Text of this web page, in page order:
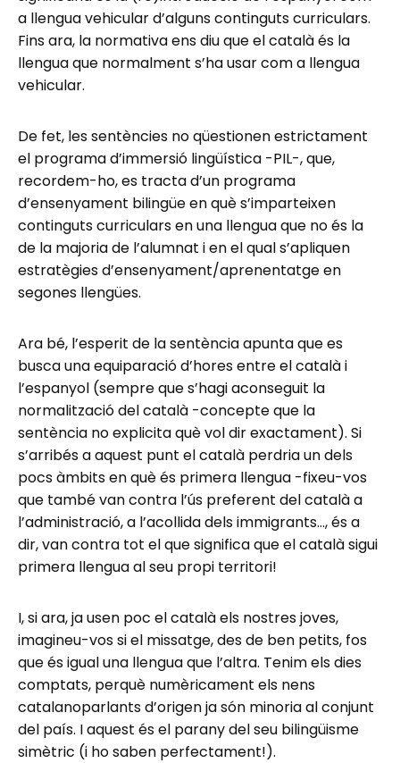
a llengua vehicular d’alguns continguts curriculars.
Fins ara, la normativa ens diu que el català és la
llengua que normalment s’ha usar com a llengua
vehicular.
De fet, les sentències no qüestionen estrictament
el programa d’immersió lingüística -PIL-, que,
recordem-ho, es tracta d’un programa
d’ensenyament bilingüe en què s’imparteixen
continguts curriculars en una llengua que no és la
de la majoria de l’alumnat i en el qual s’apliquen
estratègies d’ensenyament/aprenentatge en
segones llengües.
Ara bé, l’esperit de la sentència apunta que es
busca una equiparació d’hores entre el català i
l’espanyol (sempre que s’hagi aconseguit la
normalització del català -concepte que la
sentència no explicita què vol dir exactament). Si
s’arribés a aquest punt el català perdria un dels
pocs àmbits en què és primera llengua -fixeu-vos
que també van contra l’ús preferent del català a
l’administració, a l’acollida dels immigrants…, és a
dir, van contra tot el que significa que el català sigui
primera llengua al seu propi territori!
I, si ara, ja usen poc el català els nostres joves,
imagineu-vos si el missatge, des de ben petits, fos
que és igual una llengua que l’altra. Tenim els dies
comptats, perquè numèricament els nens
catalanoparlants d’origen ja són minoria al conjunt
del país. I aquest és el parany del seu bilingüisme
simètric (i ho saben perfectament!).